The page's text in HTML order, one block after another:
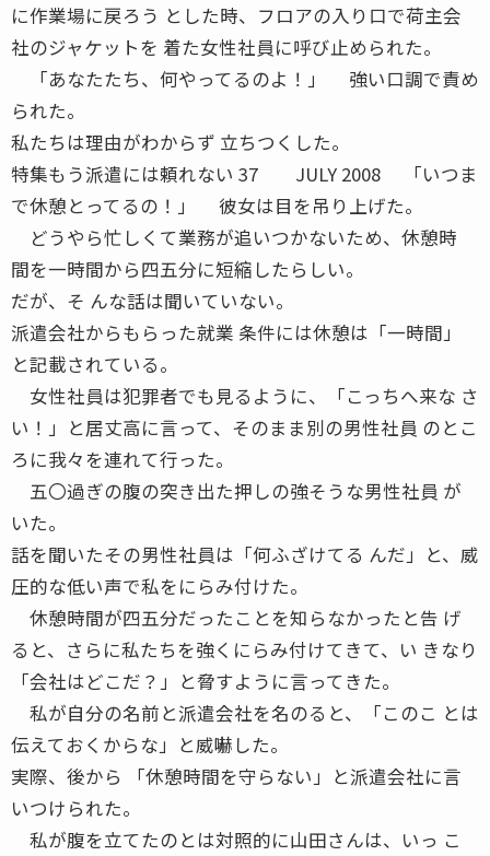
に作業場に戻ろう とした時、フロアの入り口で荷主会
社のジャケットを 着た女性社員に呼び止められた。
「あなたたち、何やってるのよ！」 強い口調で責め
られた。
私たちは理由がわからず 立ちつくした。
特集もう派遣には頼れない 37 JULY 2008 「いつま
で休憩とってるの！」 彼女は目を吊り上げた。
どうやら忙しくて業務が追いつかないため、休憩時
間を一時間から四五分に短縮したらしい。
だが、そ んな話は聞いていない。
派遣会社からもらった就業 条件には休憩は「一時間」
と記載されている。
女性社員は犯罪者でも見るように、「こっちへ来な さ
い！」と居丈高に言って、そのまま別の男性社員 のとこ
ろに我々を連れて行った。
五〇過ぎの腹の突き出た押しの強そうな男性社員 が
いた。
話を聞いたその男性社員は「何ふざけてる んだ」と、威
圧的な低い声で私をにらみ付けた。
休憩時間が四五分だったことを知らなかったと告 げ
ると、さらに私たちを強くにらみ付けてきて、い きなり
「会社はどこだ？」と脅すように言ってきた。
私が自分の名前と派遣会社を名のると、「このこ とは
伝えておくからな」と威嚇した。
実際、後から 「休憩時間を守らない」と派遣会社に言
いつけられた。
私が腹を立てたのとは対照的に山田さんは、いっ こ